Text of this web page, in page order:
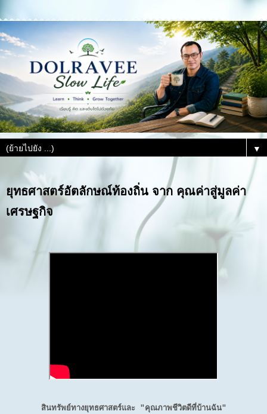
▼
ยุทธศาสตร์อัตลักษณ์ท้องถิ่น จาก คุณค่าสู่มูลค่า
เศรษฐกิจ
สินทรัพย์ทางยุทธศาสตร์และ "คุณภาพชีวิตดีที่บ้านฉัน"